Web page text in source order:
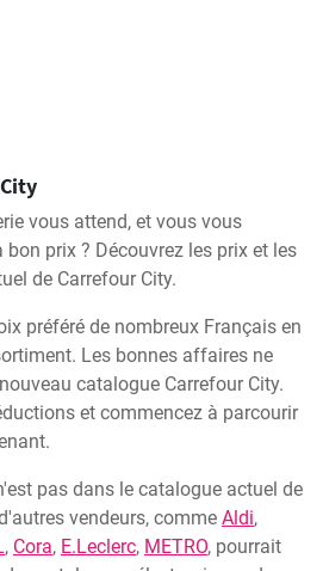
vous attend, et vous vous
prix ? Découvrez les prix et les
de Carrefour City.
préféré de nombreux Français en
Les bonnes affaires ne
catalogue Carrefour City.
et commencez à parcourir
pas dans le catalogue actuel de
vendeurs, comme Aldi,
, Cora, E.Leclerc, METRO, pourrait